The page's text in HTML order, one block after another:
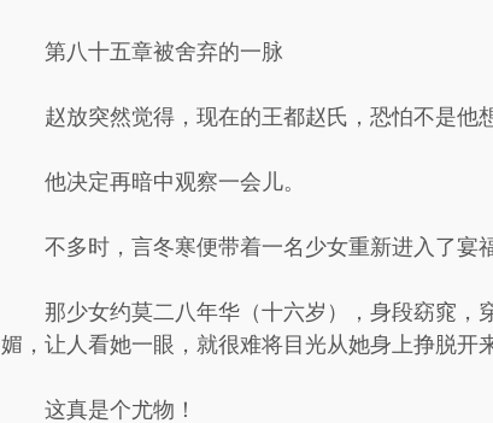
第八十五章被舍弃的一脉
赵放突然觉得，现在的王都赵氏，恐怕不是他
他决定再暗中观察一会儿。
不多时，言冬寒便带着一名少女重新进入了宴
那少女约莫二八年华（十六岁），身段窈窕
媚，让人看她一眼，就很难将目光从她身上挣脱开来
这真是个尤物！